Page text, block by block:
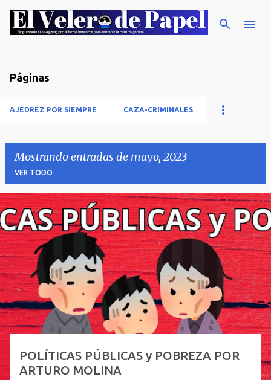
Ir al contenido principal
Páginas
AJEDREZ POR SIEMPRE CAZA-CRIMINALES
Mostrando entradas de mayo, 2023
VER TODO
E
n
t
r
a
d
a
s
POLÍTICAS PÚBLICAS y POBREZA POR
ARTURO MOLINA